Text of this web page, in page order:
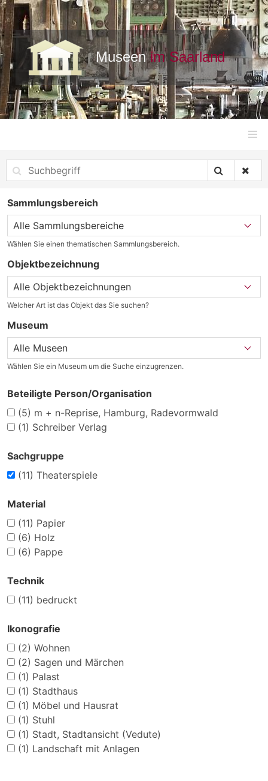
Sammlungsbereich
Wählen Sie einen thematischen Sammlungsbereich.
Objektbezeichnung
Welcher Art ist das Objekt das Sie suchen?
Museum
Wählen Sie ein Museum um die Suche einzugrenzen.
Beteiligte Person/Organisation
(5) m + n-Reprise, Hamburg, Radevormwald
(1) Schreiber Verlag
Sachgruppe
(11) Theaterspiele
Material
(11) Papier
(6) Holz
(6) Pappe
Technik
(11) bedruckt
Ikonografie
(2) Wohnen
(2) Sagen und Märchen
(1) Palast
(1) Stadthaus
(1) Möbel und Hausrat
(1) Stuhl
(1) Stadt, Stadtansicht (Vedute)
(1) Landschaft mit Anlagen